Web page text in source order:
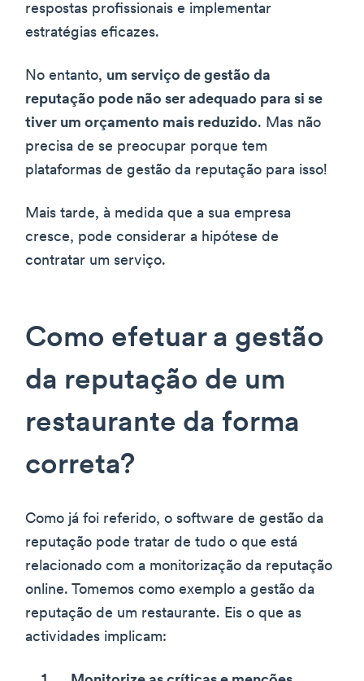
respostas profissionais e implementar
estratégias eficazes.
No entanto, um serviço de gestão da
reputação pode não ser adequado para si se
tiver um orçamento mais reduzido. Mas não
precisa de se preocupar porque tem
plataformas de gestão da reputação para isso!
Mais tarde, à medida que a sua empresa
cresce, pode considerar a hipótese de
contratar um serviço.
Como efetuar a gestão
da reputação de um
restaurante da forma
correta?
Como já foi referido, o software de gestão da
reputação pode tratar de tudo o que está
relacionado com a monitorização da reputação
online. Tomemos como exemplo a gestão da
reputação de um restaurante. Eis o que as
actividades implicam: